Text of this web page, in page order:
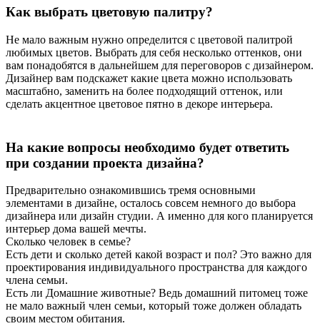
Как выбрать цветовую палитру?
Не мало важным нужно определится с цветовой палитрой
любимых цветов. Выбрать для себя несколько оттенков, они
вам понадобятся в дальнейшем для переговоров с дизайнером.
Дизайнер вам подскажет какие цвета можно использовать
масштабно, заменить на более подходящий оттенок, или
сделать акцентное цветовое пятно в декоре интерьера.
На какие вопросы необходимо будет ответить
при создании проекта дизайна?
Предварительно ознакомившись тремя основными
элементами в дизайне, осталось совсем немного до выбора
дизайнера или дизайн студии. А именно для кого планируется
интерьер дома вашей мечты.
Сколько человек в семье?
Есть дети и сколько детей какой возраст и пол? Это важно для
проектирования индивидуального пространства для каждого
члена семьи.
Есть ли Домашние животные? Ведь домашний питомец тоже
не мало важный член семьи, который тоже должен обладать
своим местом обитания.